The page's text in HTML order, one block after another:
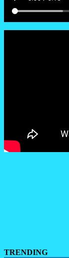
TRENDING